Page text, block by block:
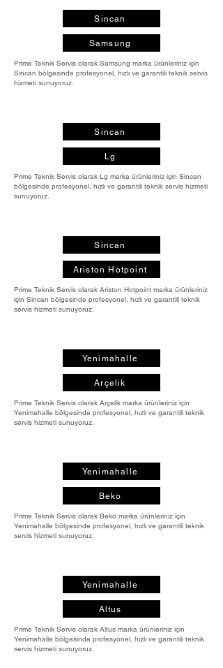
Sincan
Samsung
Prime Teknik Servis olarak Samsung marka ürünleriniz için
Sincan bölgesinde profesyonel, hızlı ve garantili teknik servis
hizmeti sunuyoruz.
Sincan
Lg
Prime Teknik Servis olarak Lg marka ürünleriniz için Sincan
bölgesinde profesyonel, hızlı ve garantili teknik servis hizmeti
sunuyoruz.
Sincan
Ariston Hotpoint
Prime Teknik Servis olarak Ariston Hotpoint marka ürünleriniz
için Sincan bölgesinde profesyonel, hızlı ve garantili teknik
servis hizmeti sunuyoruz.
Yenimahalle
Arçelik
Prime Teknik Servis olarak Arçelik marka ürünleriniz için
Yenimahalle bölgesinde profesyonel, hızlı ve garantili teknik
servis hizmeti sunuyoruz.
Yenimahalle
Beko
Prime Teknik Servis olarak Beko marka ürünleriniz için
Yenimahalle bölgesinde profesyonel, hızlı ve garantili teknik
servis hizmeti sunuyoruz.
Yenimahalle
Altus
Prime Teknik Servis olarak Altus marka ürünleriniz için
Yenimahalle bölgesinde profesyonel, hızlı ve garantili teknik
servis hizmeti sunuyoruz.